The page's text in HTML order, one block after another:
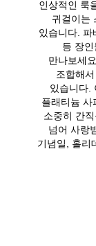
인상적인 룩
귀걸이는
있습니다.
등 장
만나보세
조합해
있습니다.
플래티늄
소중히 간
넘어 사랑
기념일, 홀리